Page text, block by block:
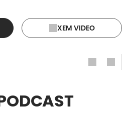
XEM VIDEO